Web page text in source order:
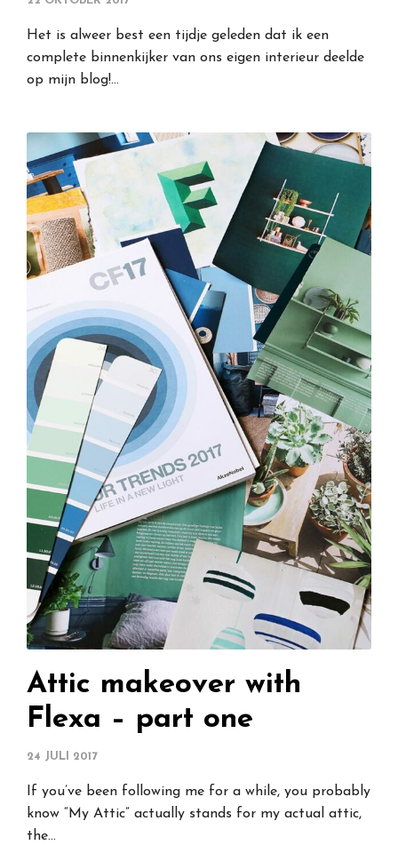
Het is alweer best een tijdje geleden dat ik een
complete binnenkijker van ons eigen interieur deelde
op mijn blog!…
Attic makeover with
Flexa – part one
24 JULI 2017
If you’ve been following me for a while, you probably
know “My Attic” actually stands for my actual attic,
the…